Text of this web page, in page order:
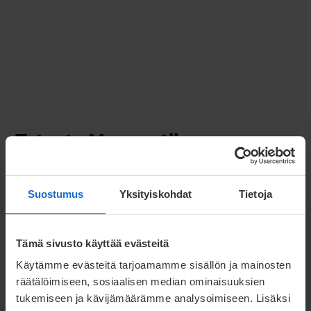
Suostumus Yksityiskohdat Tietoja
Tämä sivusto käyttää evästeitä
Käytämme evästeitä tarjoamamme sisällön ja mainosten
räätälöimiseen, sosiaalisen median ominaisuuksien
tukemiseen ja kävijämäärämme analysoimiseen. Lisäksi
Tutustu Meconetiin